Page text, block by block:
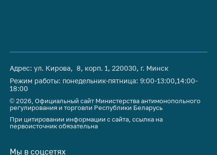
Адрес: ул. Кирова, 8, корп. 1, 220030, г. Минск
Режим работы: понедельник-пятница: 9:00-13:00,14:00-
18:00
© 2026, Официальный сайт Министерства антимонопольного
регулирования и торговли Республики Беларусь
При цитировании информации с сайта, ссылка на
первоисточник обязательна
Мы в соцсетях